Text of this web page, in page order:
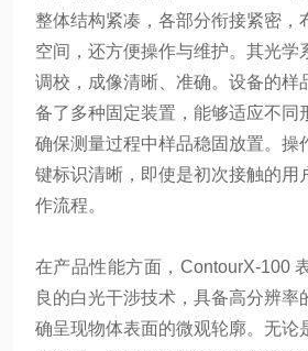
整体结构紧凑，各部分衔接紧密，
空间，还方便操作与维护。其光学
调校，成像清晰、准确。设备的样
备了多种固定装置，能够适应不同
确保测量过程中样品稳固放置。操
键标识清晰，即使是初次接触的用
作流程。
在产品性能方面，ContourX-100
良的白光干涉技术，具备高分辨率
确呈现物体表面的微观轮廓。无论